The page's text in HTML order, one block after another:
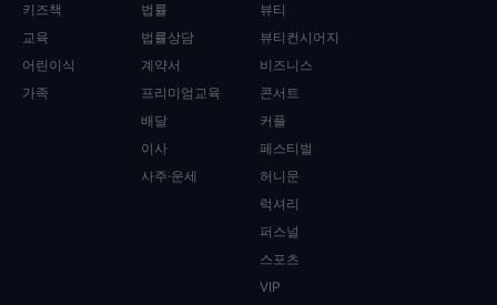
키즈책
교육
어린이식
가족
법률
법률상담
계약서
프리미엄교육
배달
이사
사주·운세
뷰티
뷰티컨시어지
비즈니스
콘서트
커플
페스티벌
허니문
럭셔리
퍼스널
스포츠
VIP